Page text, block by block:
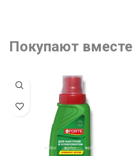
Покупают вместе